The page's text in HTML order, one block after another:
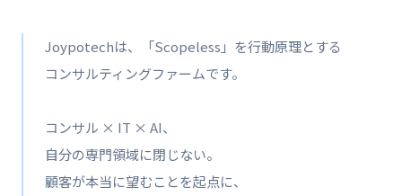
Joypotechは、「Scopeless」を行動原理とする
コンサルティングファームです。
コンサル × IT × AI、
自分の専門領域に閉じない。
顧客が本当に望むことを起点に、